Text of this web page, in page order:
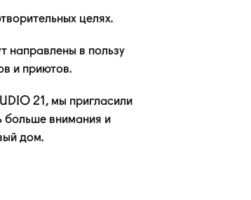
целях.
направлены в пользу
и приютов.
21, мы пригласили
больше внимания и
дом.